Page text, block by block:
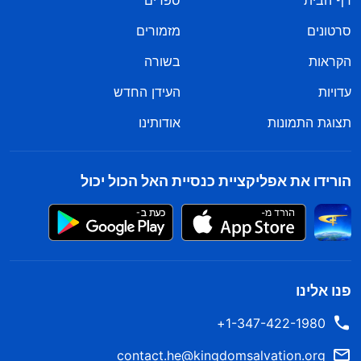
סרטונים
מזמורים
הקראות
בשורה
עדויות
העידן החדש
תצוגת התמונות
אודותינו
הורידו את אפליקציית כנסיית האל הכול יכול
פנו אלינו
1-347-422-1980+
contact.he@kingdomsalvation.org